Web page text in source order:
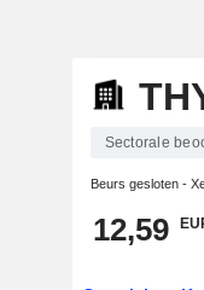
Sectorale
Beurs gesloten -
12,59